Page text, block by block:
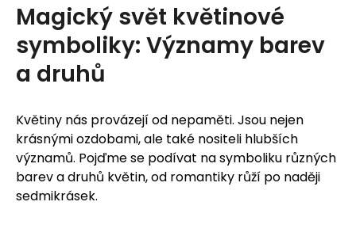
Magický svět květinové
symboliky: Významy barev
a druhů
Květiny nás provázejí od nepaměti. Jsou nejen
krásnými ozdobami, ale také nositeli hlubších
významů. Pojďme se podívat na symboliku různých
barev a druhů květin, od romantiky růží po naději
sedmikrásek.
b
u
j
e
t
e